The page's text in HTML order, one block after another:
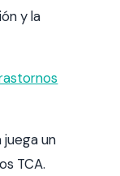
y la
un
TCA.